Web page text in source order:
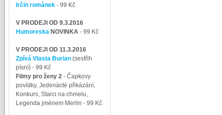
Irčin románek - 99 Kč
V PRODEJI OD 9.3.2016
HumoreskaNOVINKA - 99 Kč
V PRODEJI OD 11.3.2016
Zpívá Vlasta Burian (sestřih
písní) - 99 Kč
Filmy pro ženy 2- Čapkovy
povídky, Jedenácté přikázání,
Konkurs, Starci na chmelu,
Legenda jménem Merlin - 99 Kč